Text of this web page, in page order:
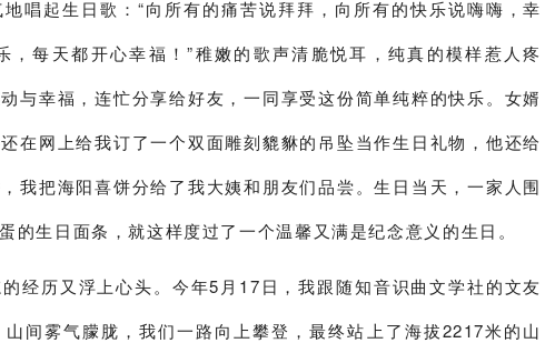
起生日歌：“向所有的痛苦说拜拜，向所有的快乐说嗨嗨，幸
每天都开心幸福！”稚嫩的歌声清脆悦耳，纯真的模样惹人疼
与幸福，连忙分享给好友，一同享受这份简单纯粹的快乐。女婿
在网上给我订了一个双面雕刻貔貅的吊坠当作生日礼物，他还给
我把海阳喜饼分给了我大姨和朋友们品尝。生日当天，一家人围
的生日面条，就这样度过了一个温馨又满是纪念意义的生日。
历又浮上心头。今年5月17日，我跟随知音识曲文学社的文友
间雾气朦胧，我们一路向上攀登，最终站上了海拔2217米的山